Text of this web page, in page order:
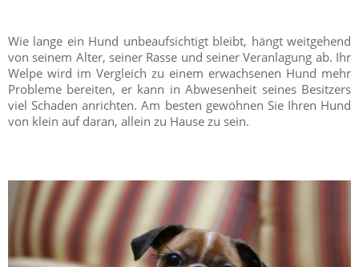
Wie lange ein Hund unbeaufsichtigt bleibt, hängt weitgehend
von seinem Alter, seiner Rasse und seiner Veranlagung ab. Ihr
Welpe wird im Vergleich zu einem erwachsenen Hund mehr
Probleme bereiten, er kann in Abwesenheit seines Besitzers
viel Schaden anrichten. Am besten gewöhnen Sie Ihren Hund
von klein auf daran, allein zu Hause zu sein.